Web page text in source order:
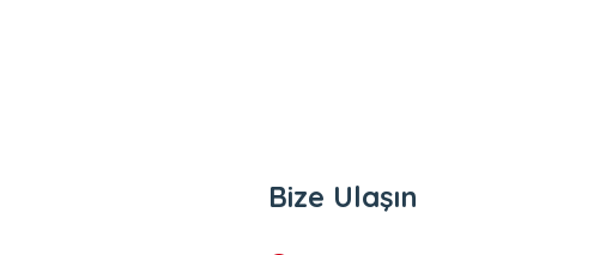
Bize Ulaşın